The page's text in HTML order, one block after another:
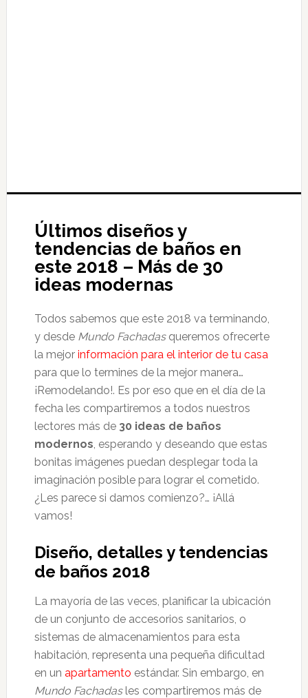
Últimos diseños y
tendencias de baños en
este 2018 – Más de 30
ideas modernas
Todos sabemos que este 2018 va terminando,
y desde Mundo Fachadasqueremos ofrecerte
la mejor información para el interior de tu casa
para que lo termines de la mejor manera…
¡Remodelando!. Es por eso que en el día de la
fecha les compartiremos a todos nuestros
lectores más de 30 ideas de baños
modernos, esperando y deseando que estas
bonitas imágenes puedan desplegar toda la
imaginación posible para lograr el cometido.
¿Les parece si damos comienzo?… ¡Allá
vamos!
Diseño, detalles y tendencias
de baños 2018
La mayoría de las veces, planificar la ubicación
de un conjunto de accesorios sanitarios, o
sistemas de almacenamientos para esta
habitación, representa una pequeña dificultad
en un apartamento estándar. Sin embargo, en
Mundo Fachadasles compartiremos más de